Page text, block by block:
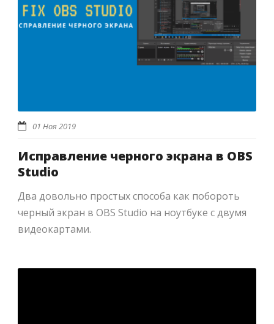
01 Ноя 2019
Исправление черного экрана в OBS
Studio
Два довольно простых способа как побороть
черный экран в OBS Studio на ноутбуке с двумя
видеокартами.